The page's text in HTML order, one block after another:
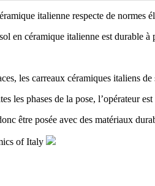
italienne respecte de normes
en céramique italienne est durable
les carreaux céramiques italiens
les phases de la pose, l’opérateur
être posée avec des matériaux
of Italy